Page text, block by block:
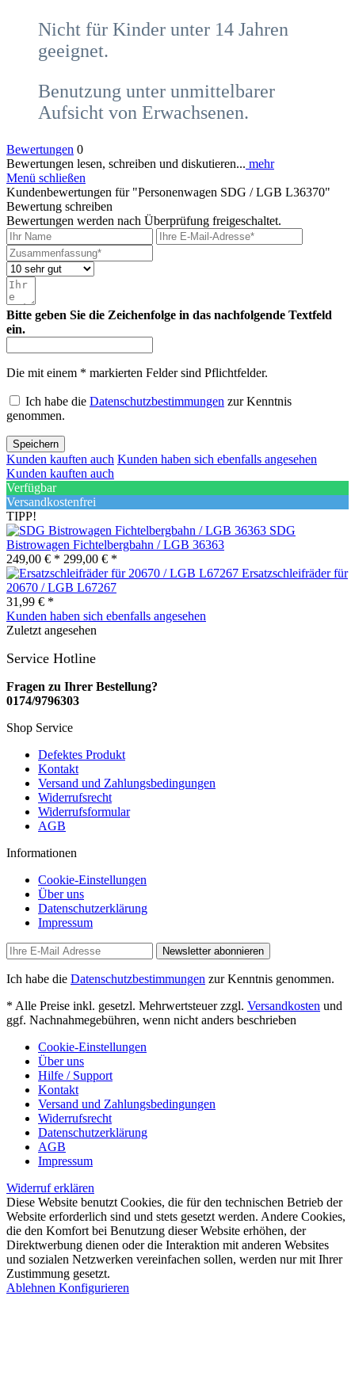
Nicht für Kinder unter 14 Jahren
geeignet.
Benutzung unter unmittelbarer
Aufsicht von Erwachsenen.
Bewertungen 0
Bewertungen lesen, schreiben und diskutieren... mehr
Menü schließen
Kundenbewertungen für "Personenwagen SDG / LGB L36370"
Bewertung schreiben
Bewertungen werden nach Überprüfung freigeschaltet.
Bitte geben Sie die Zeichenfolge in das nachfolgende Textfeld
ein.
Die mit einem * markierten Felder sind Pflichtfelder.
Ich habe die Datenschutzbestimmungen zur Kenntnis
genommen.
Speichern
Kunden kauften auch Kunden haben sich ebenfalls angesehen
Kunden kauften auch
Verfügbar
Versandkostenfrei
TIPP!
SDG
Bistrowagen Fichtelbergbahn / LGB 36363
249,00 € * 299,00 € *
Ersatzschleifräder für
20670 / LGB L67267
31,99 € *
Kunden haben sich ebenfalls angesehen
Zuletzt angesehen
Service Hotline
Fragen zu Ihrer Bestellung?
0174/9796303
Shop Service
Defektes Produkt
Kontakt
Versand und Zahlungsbedingungen
Widerrufsrecht
Widerrufsformular
AGB
Informationen
Cookie-Einstellungen
Über uns
Datenschutzerklärung
Impressum
Newsletter abonnieren
Ich habe die Datenschutzbestimmungen zur Kenntnis genommen.
* Alle Preise inkl. gesetzl. Mehrwertsteuer zzgl. Versandkosten und
ggf. Nachnahmegebühren, wenn nicht anders beschrieben
Cookie-Einstellungen
Über uns
Hilfe / Support
Kontakt
Versand und Zahlungsbedingungen
Widerrufsrecht
Datenschutzerklärung
AGB
Impressum
Widerruf erklären
Diese Website benutzt Cookies, die für den technischen Betrieb der
Website erforderlich sind und stets gesetzt werden. Andere Cookies,
die den Komfort bei Benutzung dieser Website erhöhen, der
Direktwerbung dienen oder die Interaktion mit anderen Websites
und sozialen Netzwerken vereinfachen sollen, werden nur mit Ihrer
Zustimmung gesetzt.
Ablehnen Konfigurieren